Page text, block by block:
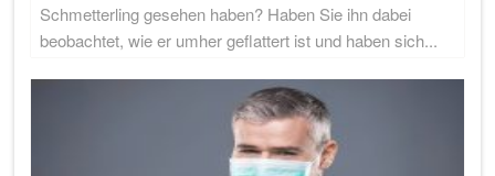
Schmetterling gesehen haben? Haben Sie ihn dabei
beobachtet, wie er umher geflattert ist und haben sich...